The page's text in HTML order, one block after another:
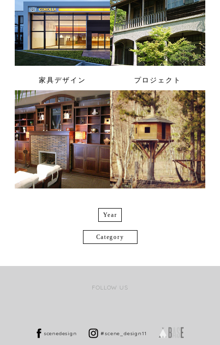
家具デザイン プロジェクト
Year
Category
FOLLOW US
scenedesign #scene_design11